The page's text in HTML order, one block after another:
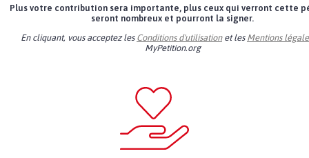
Plus votre contribution sera importante, plus ceux qui verront cette
seront nombreux et pourront la signer.
En cliquant, vous acceptez les Conditions d'utilisationet les Mentions
MyPetition.org